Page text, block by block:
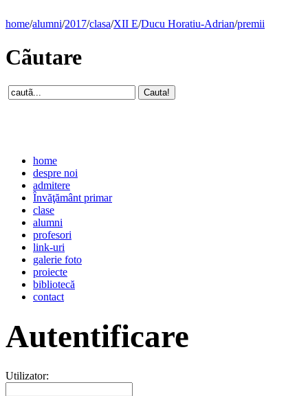
home/alumni/2017/clasa/XII E/Ducu Horatiu-Adrian/premii
Cãutare
home
despre noi
admitere
Învăţământ primar
clase
alumni
profesori
link-uri
galerie foto
proiecte
bibliotecă
contact
Autentificare
Utilizator: